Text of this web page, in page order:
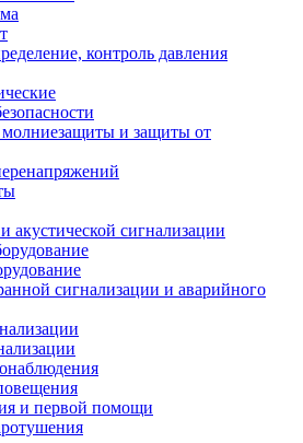
контроль давления
молниезащиты и защиты от
акустической сигнализации
сигнализации и аварийного
и первой помощи